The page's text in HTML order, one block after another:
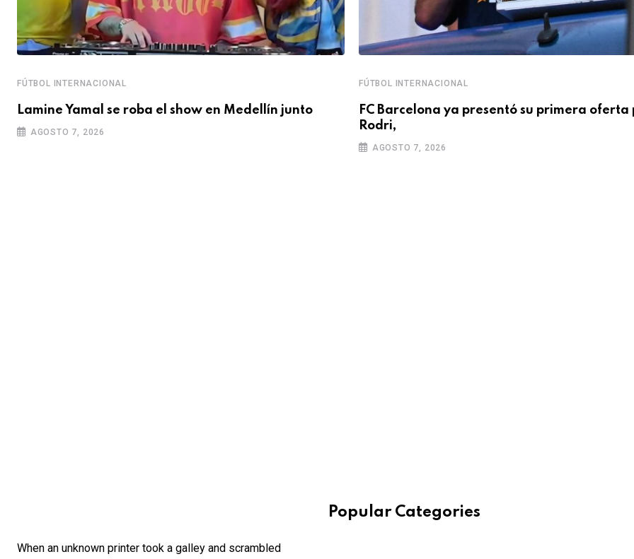
FÚTBOL INTERNACIONAL
Lamine Yamal se roba el show en Medellín junto
AGOSTO 7, 2026
FÚTBOL INTERNACIONAL
FC Barcelona ya presentó su primera oferta
Rodri,
AGOSTO 7, 2026
When an unknown printer took a galley and scrambled
Popular Categories